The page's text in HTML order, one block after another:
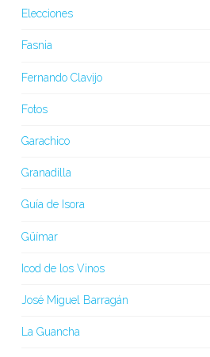
Elecciones
Fasnia
Fernando Clavijo
Fotos
Garachico
Granadilla
Guía de Isora
Güímar
Icod de los Vinos
José Miguel Barragán
La Guancha